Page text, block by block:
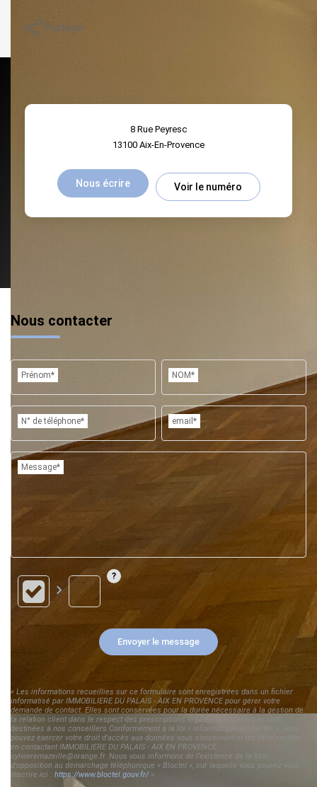
Partager
8 Rue Peyresc
13100 Aix-En-Provence
Nous écrire Voir le numéro
Nous contacter
Prénom* NOM*
N° de téléphone* email*
Message*
Envoyer le message
« Les informations recueillies sur ce formulaire sont enregistrées dans un fichier
informatisé par IMMOBILIERE DU PALAIS - AIX EN PROVENCE pour gérer votre
demande de contact. Elles sont conservées pour la durée nécessaire à la gestion de
la relation client dans le respect des prescriptions légales applicables et sont
destinées à nos conseillers Conformément à la loi « informatique et libertés », vous
pouvez exercer votre droit d'accès aux données vous concernant et les faire rectifier
en contactant IMMOBILIERE DU PALAIS - AIX EN PROVENCE
sylvieremazeille@orange.fr. Nous vous informons de l'existence de la liste
d'opposition au démarchage téléphonique « Bloctel », sur laquelle vous pouvez vous
inscrire ici : https://www.bloctel.gouv.fr/»